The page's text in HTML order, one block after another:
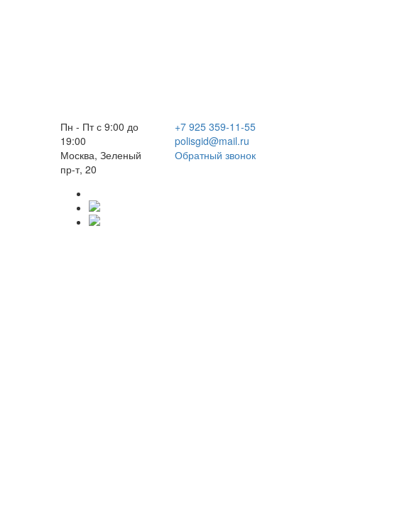
Пн - Пт с 9:00 до
19:00
Москва, Зеленый
пр-т, 20
+7 925 359-11-55
polisgid@mail.ru
Обратный звонок